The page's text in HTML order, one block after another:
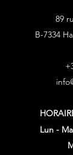
89
B-7334
Lun -